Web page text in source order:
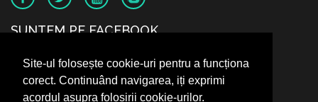
Site-ul folosește cookie-uri pentru a funcționa
corect. Continuând navigarea, iți exprimi
acordul asupra folosirii cookie-urilor.
SUNTEM PE FACEBOOK